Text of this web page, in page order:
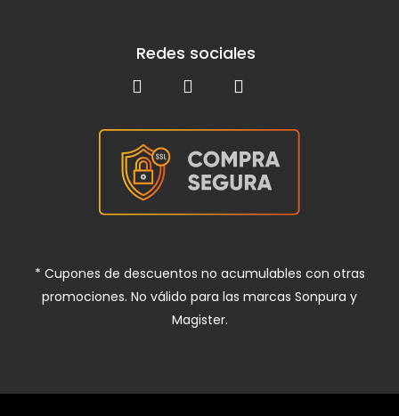
Redes sociales
* Cupones de descuentos no acumulables con otras
promociones. No válido para las marcas Sonpura y
Magister.